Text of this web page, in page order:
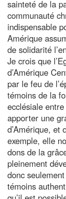
sainteté de la
communauté
indispensable
Amérique
de solidarité
Je crois que
d’Amérique
par le feu de
témoins de la
ecclésiale
apporter une
d’Amérique, et
exemple, elle
dons de la
pleinement
donc
témoins